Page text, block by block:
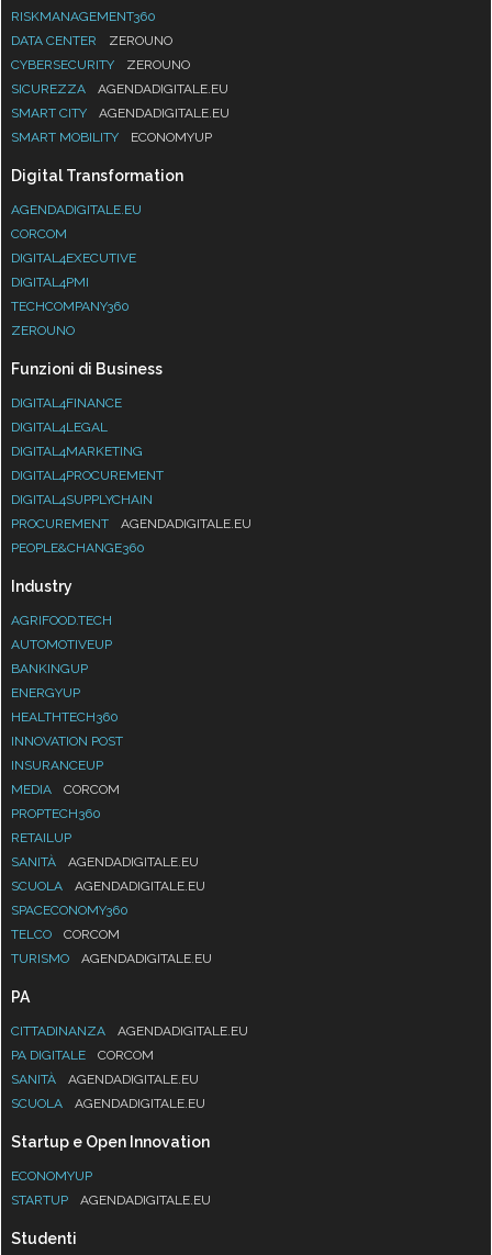
RISKMANAGEMENT360
DATA CENTER
ZEROUNO
CYBERSECURITY
ZEROUNO
SICUREZZA
AGENDADIGITALE.EU
SMART CITY
AGENDADIGITALE.EU
SMART MOBILITY
ECONOMYUP
Digital Transformation
AGENDADIGITALE.EU
CORCOM
DIGITAL4EXECUTIVE
DIGITAL4PMI
TECHCOMPANY360
ZEROUNO
Funzioni di Business
DIGITAL4FINANCE
DIGITAL4LEGAL
DIGITAL4MARKETING
DIGITAL4PROCUREMENT
DIGITAL4SUPPLYCHAIN
PROCUREMENT
AGENDADIGITALE.EU
PEOPLE&CHANGE360
Industry
AGRIFOOD.TECH
AUTOMOTIVEUP
BANKINGUP
ENERGYUP
HEALTHTECH360
INNOVATION POST
INSURANCEUP
MEDIA
CORCOM
PROPTECH360
RETAILUP
SANITÀ
AGENDADIGITALE.EU
SCUOLA
AGENDADIGITALE.EU
SPACECONOMY360
TELCO
CORCOM
TURISMO
AGENDADIGITALE.EU
PA
CITTADINANZA
AGENDADIGITALE.EU
PA DIGITALE
CORCOM
SANITÀ
AGENDADIGITALE.EU
SCUOLA
AGENDADIGITALE.EU
Startup e Open Innovation
ECONOMYUP
STARTUP
AGENDADIGITALE.EU
Studenti